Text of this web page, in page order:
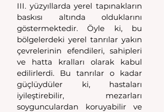
III. yüzyıllarda yerel tapınakların
baskısı altında olduklarını
göstermektedir. Öyle ki, bu
bölgelerdeki yerel tanrılar yakın
çevrelerinin efendileri, sahipleri
ve hatta kralları olarak kabul
edilirlerdi. Bu tanrılar o kadar
güçlüydüler ki, hastaları
iyileştirebilir, mezarları
soygunculardan koruyabilir ve